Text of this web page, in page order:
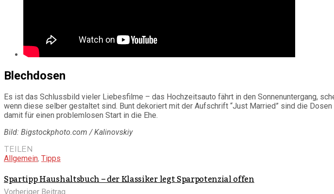
Blechdosen
Es ist das Schlussbild vieler Liebesfilme – das Hochzeitsauto fährt in den Sonnenuntergang,
wenn diese selber gestaltet sind. Bunt dekoriert mit der Aufschrift “Just Married” sind die
damit für einen problemlosen Start in die Ehe.
Bild: Bigstockphoto.com / Kalinovskiy
TEILEN
Allgemein, Tipps
Spartipp Haushaltsbuch – der Klassiker legt Sparpotenzial offen
Vorheriger Beitrag